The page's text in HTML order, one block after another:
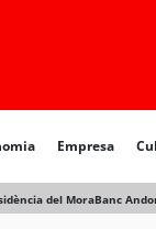
Empresa
del MoraBanc